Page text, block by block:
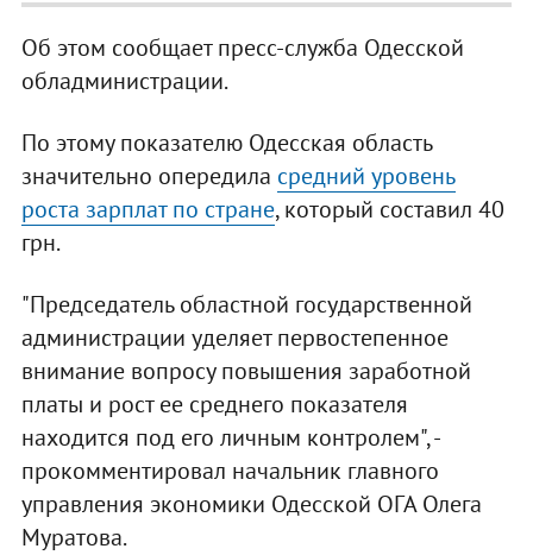
Об этом сообщает пресс-служба Одесской
обладминистрации.
По этому показателю Одесская область
значительно опередила средний уровень
роста зарплат по стране, который составил 40
грн.
"Председатель областной государственной
администрации уделяет первостепенное
внимание вопросу повышения заработной
платы и рост ее среднего показателя
находится под его личным контролем", -
прокомментировал начальник главного
управления экономики Одесской ОГА Олега
Муратова.